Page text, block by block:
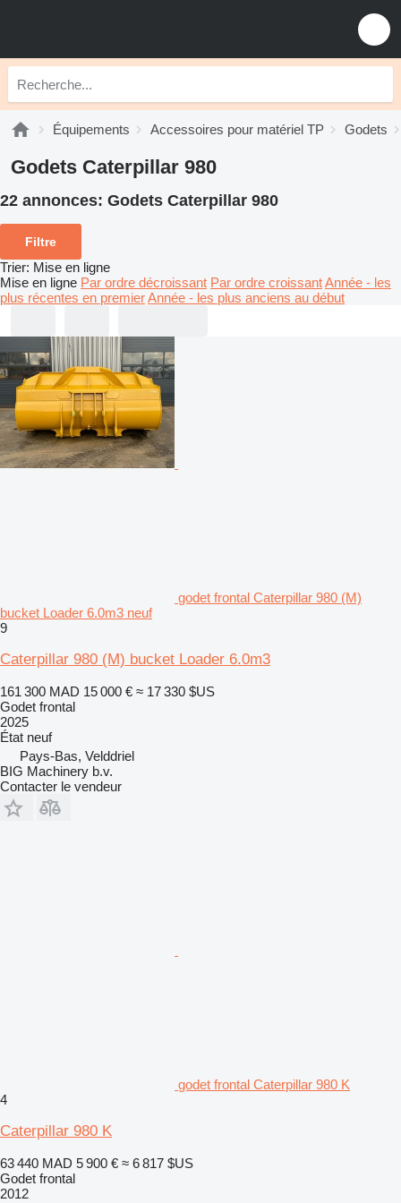
Équipements Accessoires pour matériel TP Godets
Godets Caterpillar 980
22 annonces: Godets Caterpillar 980
Filtre
Trier: Mise en ligne
Mise en ligne Par ordre décroissant Par ordre croissantAnnée - les
plus récentes en premierAnnée - les plus anciens au début
godet frontal Caterpillar 980 (M)
bucket Loader 6.0m3 neuf
9
Caterpillar 980 (M) bucket Loader 6.0m3
161 300 MAD 15 000 € ≈ 17 330 $US
Godet frontal
2025
État neuf
Pays-Bas, Velddriel
BIG Machinery b.v.
Contacter le vendeur
godet frontal Caterpillar 980 K
4
Caterpillar 980 K
63 440 MAD 5 900 € ≈ 6 817 $US
Godet frontal
2012